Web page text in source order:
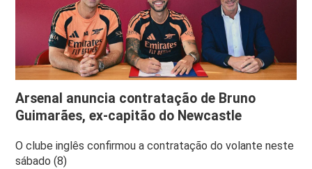
Arsenal anuncia contratação de Bruno
Guimarães, ex-capitão do Newcastle
O clube inglês confirmou a contratação do volante neste
sábado (8)